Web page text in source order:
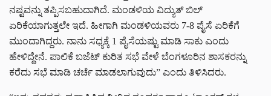
ನಷ್ಟವನ್ನು ತಪ್ಪಿಸಬಹುದಾಗಿದೆ. ಮಂಡಳಿಯ ವಿದ್ಯುತ್ ಬಿಲ್
ಏರಿಕೆಯಾಗುತ್ತಲೇ ಇದೆ. ಹೀಗಾಗಿ ಮಂಡಳಿಯವರು 7-8 ಪೈಸೆ ಏರಿಕೆಗೆ
ಮುಂದಾಗಿದ್ದರು. ನಾನು ಸಧ್ಯಕ್ಕೆ 1 ಪೈಸೆಯಷ್ಟು ಮಾಡಿ ಸಾಕು ಎಂದು
ಹೇಳಿದ್ದೇನೆ. ಪಾಲಿಕೆ ಬಜೆಟ್ ಕುರಿತ ಸಭೆ ವೇಳೆ ಬೆಂಗಳೂರಿನ ಶಾಸಕರನ್ನು
ಕರೆದು ಸಭೆ ಮಾಡಿ ಚರ್ಚೆ ಮಾಡಲಾಗುವುದು” ಎಂದು ತಿಳಿಸಿದರು.